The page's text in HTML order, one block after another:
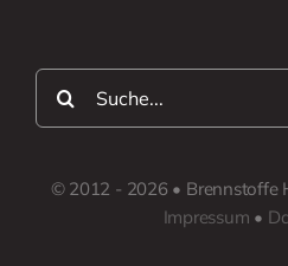
Suche
nach:
© 2012 - 2026 • Brennstoffe
Impressum •